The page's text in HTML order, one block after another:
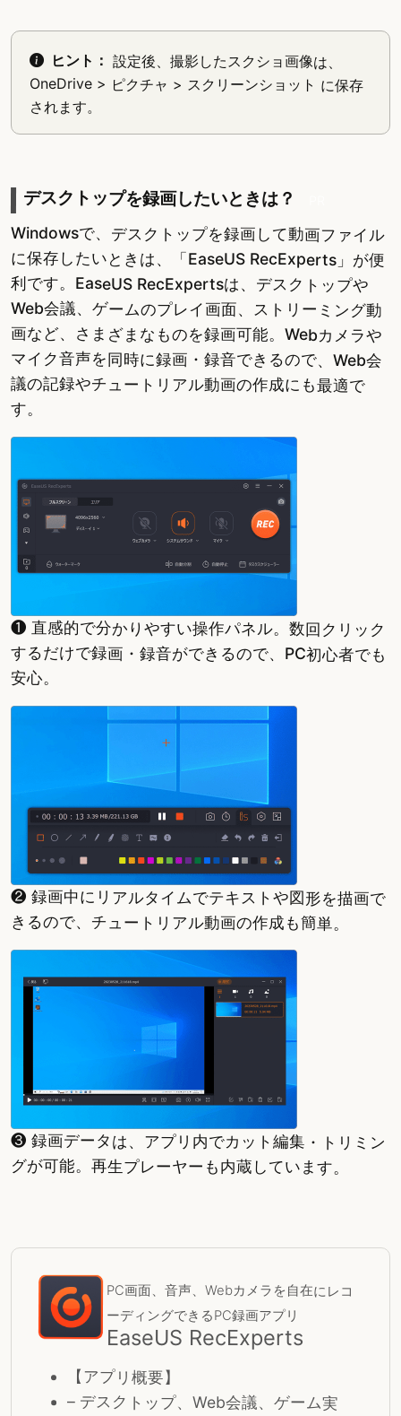
ヒント： 設定後、撮影したスクショ画像は、
OneDrive > ピクチャ > スクリーンショット に保存
されます。
デスクトップを録画したいときは？
Windowsで、デスクトップを録画して動画ファイル
に保存したいときは、「EaseUS RecExperts」が便
利です。EaseUS RecExpertsは、デスクトップや
Web会議、ゲームのプレイ画面、ストリーミング動
画など、さまざまなものを録画可能。Webカメラや
マイク音声を同時に録画・録音できるので、Web会
議の記録やチュートリアル動画の作成にも最適で
す。
❶ 直感的で分かりやすい操作パネル。数回クリック
するだけで録画・録音ができるので、PC初心者でも
安心。
❷ 録画中にリアルタイムでテキストや図形を描画で
きるので、チュートリアル動画の作成も簡単。
❸ 録画データは、アプリ内でカット編集・トリミン
グが可能。再生プレーヤーも内蔵しています。
PC画面、音声、Webカメラを自在にレコ
ーディングできるPC録画アプリ
EaseUS RecExperts
【アプリ概要】
– デスクトップ、Web会議、ゲーム実